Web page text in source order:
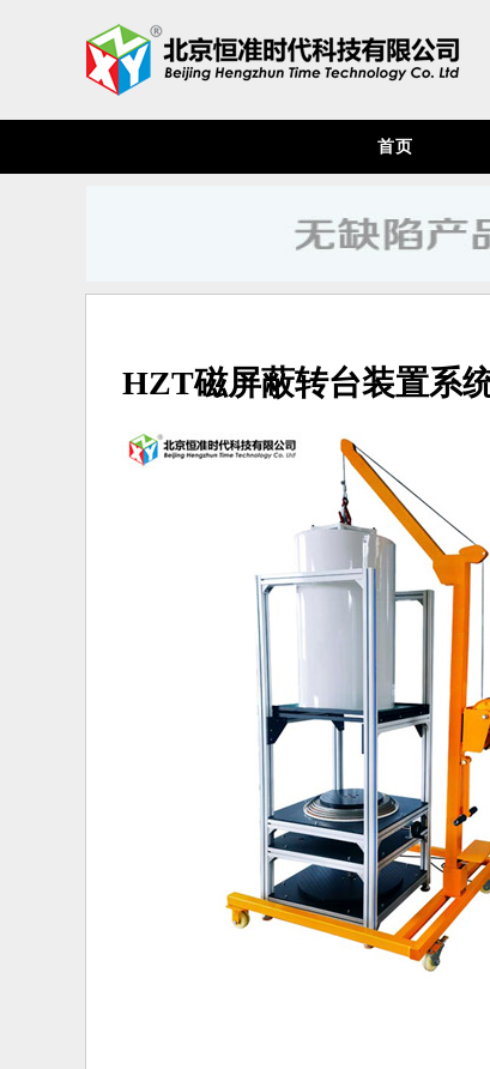
首页
HZT磁屏蔽转台装置系